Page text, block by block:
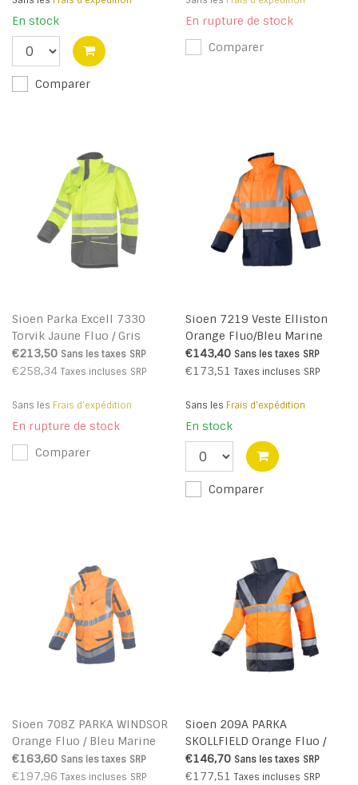
En stock
Comparer
En rupture de stock
Comparer
Sioen Parka Excell 7330
Torvik Jaune Fluo / Gris
€213,50 Sans les taxes SRP
€258,34 Taxes incluses SRP
Sans les Frais d'expédition
En rupture de stock
Comparer
Sioen 7219 Veste Elliston
Orange Fluo/Bleu Marine
€143,40 Sans les taxes SRP
€173,51 Taxes incluses SRP
Sans les Frais d'expédition
En stock
Comparer
Sioen 708Z PARKA WINDSOR
Orange Fluo / Bleu Marine
€163,60 Sans les taxes SRP
€197,96 Taxes incluses SRP
Sioen 209A PARKA
SKOLLFIELD Orange Fluo /
Bleu Marine
€146,70 Sans les taxes SRP
€177,51 Taxes incluses SRP